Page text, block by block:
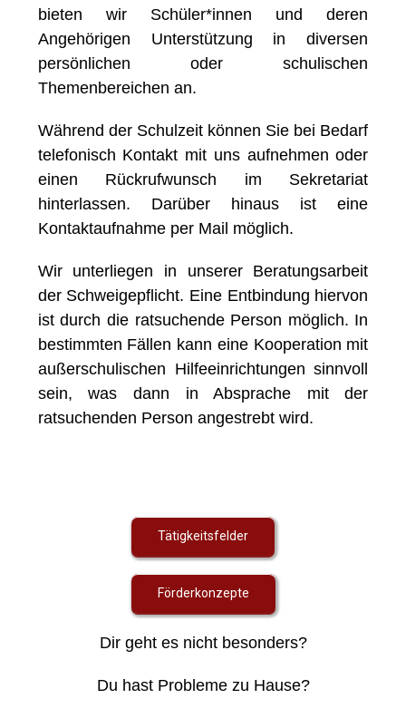
bieten wir Schüler*innen und deren
Angehörigen Unterstützung in diversen
persönlichen oder schulischen
Themenbereichen an.
Während der Schulzeit können Sie bei Bedarf
telefonisch Kontakt mit uns aufnehmen oder
einen Rückrufwunsch im Sekretariat
hinterlassen. Darüber hinaus ist eine
Kontaktaufnahme per Mail möglich.
Wir unterliegen in unserer Beratungsarbeit
der Schweigepflicht. Eine Entbindung hiervon
ist durch die ratsuchende Person möglich. In
bestimmten Fällen kann eine Kooperation mit
außerschulischen Hilfeeinrichtungen sinnvoll
sein, was dann in Absprache mit der
ratsuchenden Person angestrebt wird.
Tätigkeitsfelder
Förderkonzepte
Dir geht es nicht besonders?
Du hast Probleme zu Hause?